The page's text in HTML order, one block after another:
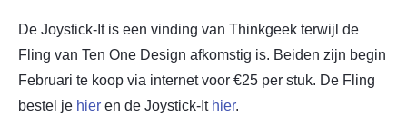
De Joystick-It is een vinding van Thinkgeek terwijl de
Fling van Ten One Design afkomstig is. Beiden zijn begin
Februari te koop via internet voor €25 per stuk. De Fling
bestel je hier en de Joystick-It hier.